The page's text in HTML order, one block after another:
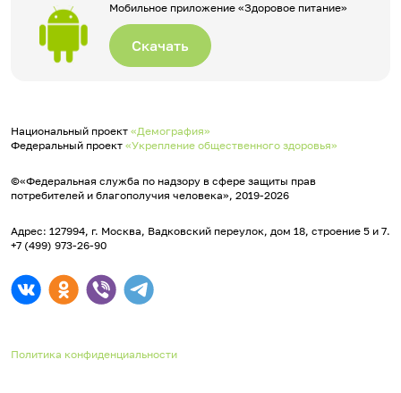
Мобильное приложение «Здоровое питание»
Скачать
Национальный проект «Демография»
Федеральный проект «Укрепление общественного здоровья»
©«Федеральная служба по надзору в сфере защиты прав
потребителей и благополучия человека», 2019-2026
Адрес: 127994, г. Москва, Вадковский переулок, дом 18, строение 5 и 7.
+7 (499) 973-26-90
Политика конфиденциальности